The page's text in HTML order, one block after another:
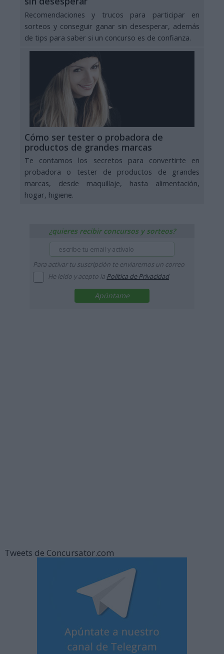
Recomendaciones y trucos para participar en
sorteos y conseguir ganar sin desesperar, además
de tips para saber si un concurso es de confianza.
Cómo ser tester o probadora de
productos de grandes marcas
Te contamos los secretos para convertirte en
probadora o tester de productos de grandes
marcas, desde maquillaje, hasta alimentación,
hogar, higiene.
¿quieres recibir concursos y sorteos?
Para activar tu suscripción te enviaremos un correo
He leído y acepto la Política de Privacidad
Tweets de Concursator.com